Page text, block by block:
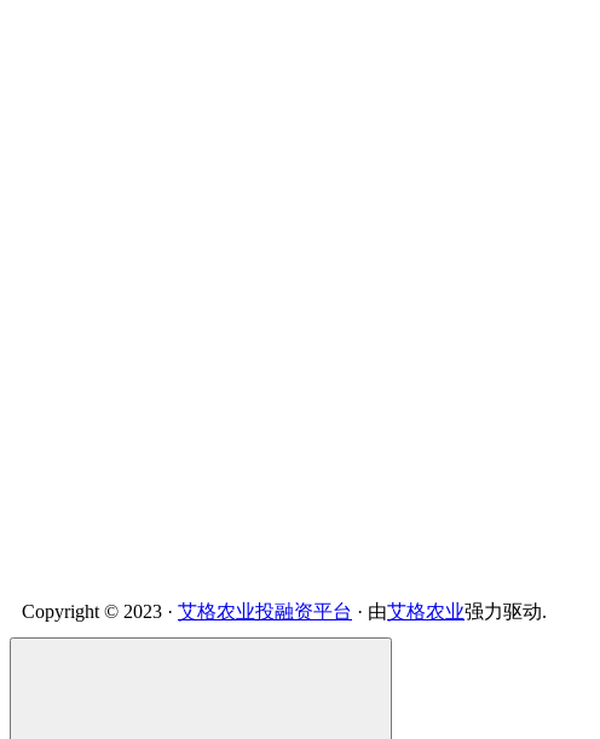
Copyright © 2023 · 艾格农业投融资平台 · 由艾格农业强力驱动.